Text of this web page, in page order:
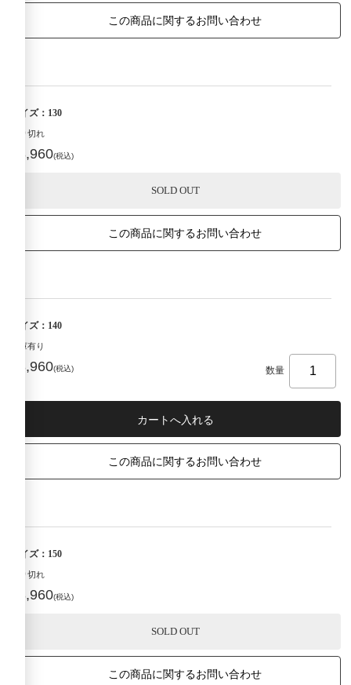
この商品に関するお問い合わせ
サイズ：130
売り切れ
¥3,960(税込)
SOLD OUT
この商品に関するお問い合わせ
サイズ：140
在庫有り
¥3,960(税込) 数量
この商品に関するお問い合わせ
サイズ：150
売り切れ
¥3,960(税込)
SOLD OUT
この商品に関するお問い合わせ